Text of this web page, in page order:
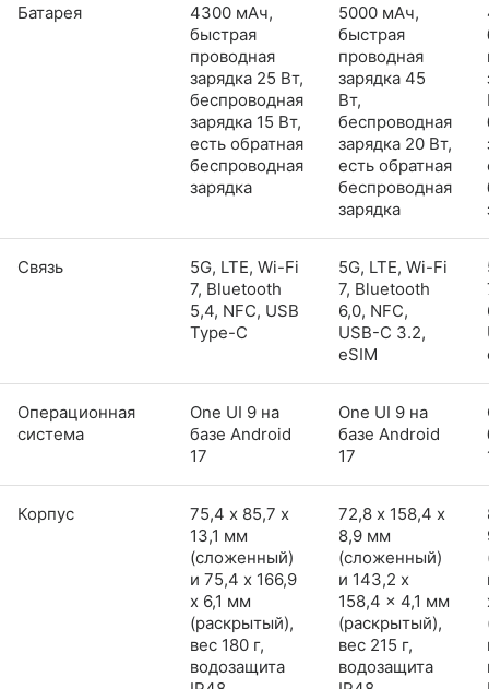
Батарея
4300 мАч,
быстрая
проводная
зарядка 25 Вт,
беспроводная
зарядка 15 Вт,
есть обратная
беспроводная
зарядка
5000 мАч,
быстрая
проводная
зарядка 45
Вт,
беспроводная
зарядка 20 Вт,
есть обратная
беспроводная
зарядка
Связь
5G, LTE, Wi-Fi
7, Bluetooth
5,4, NFC, USB
Type-C
5G, LTE, Wi-Fi
7, Bluetooth
6,0, NFC,
USB-C 3.2,
eSIM
Операционная
система
One UI 9 на
базе Android
17
One UI 9 на
базе Android
17
Корпус
75,4 х 85,7 х
13,1 мм
(сложенный)
и 75,4 x 166,9
x 6,1 мм
(раскрытый),
вес 180 г,
водозащита
72,8 х 158,4 х
8,9 мм
(сложенный)
и 143,2 x
158,4 x 4,1 мм
(раскрытый),
вес 215 г,
водозащита